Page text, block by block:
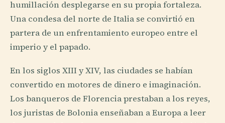
humillación desplegarse en su propia fortaleza.
Una condesa del norte de Italia se convirtió en
partera de un enfrentamiento europeo entre el
imperio y el papado.
En los siglos XIII y XIV, las ciudades se habían
convertido en motores de dinero e imaginación.
Los banqueros de Florencia prestaban a los reyes,
los juristas de Bolonia enseñaban a Europa a leer